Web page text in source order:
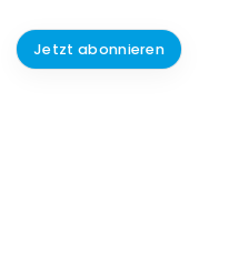
Jetzt abonnieren